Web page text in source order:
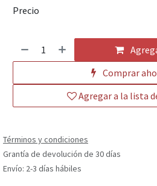
Comprar
Agregar a la lista
Precio
Términos y condiciones
Grantía de devolución de 30 días
Envío: 2-3 días hábiles